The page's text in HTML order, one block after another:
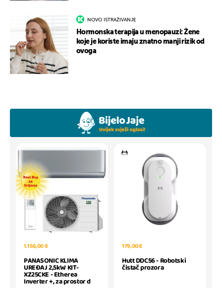
NOVO ISTRAŽIVANJE
Hormonska terapija u menopauzi: Žene
koje je koriste imaju znatno manji rizik od
ovoga
1.156,00 €
PANASONIC KLIMA
UREĐAJ 2,5kW KIT-
XZ25CKE - Etherea
Inverter +, za prostor d
179,00 €
Hutt DDC56 - Robotski
čistač prozora